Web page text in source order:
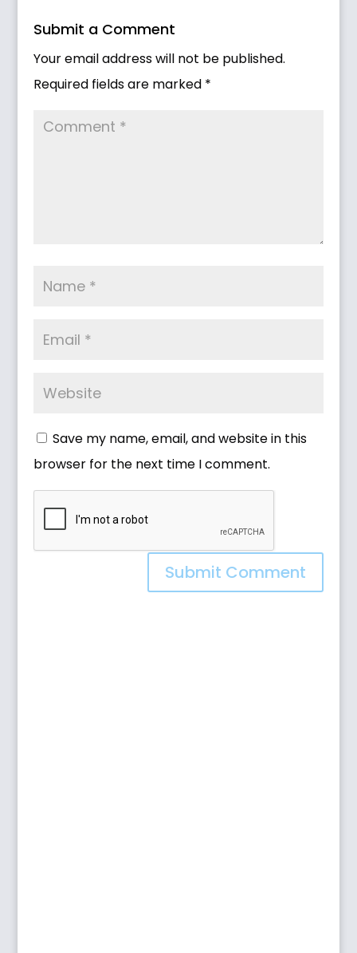
Submit a Comment
Your email address will not be published.
Required fields are marked *
Save my name, email, and website in this
browser for the next time I comment.
Submit Comment